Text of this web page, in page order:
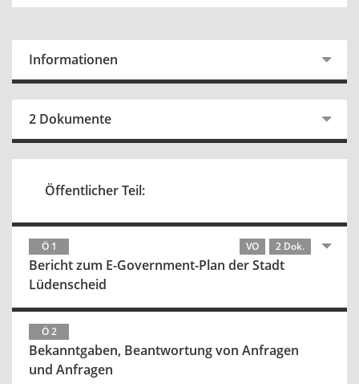
Informationen
2 Dokumente
Öffentlicher Teil:
Ö 1 VO 2 Dok.
Bericht zum E-Government-Plan der Stadt
Lüdenscheid
Ö 2
Bekanntgaben, Beantwortung von Anfragen
und Anfragen